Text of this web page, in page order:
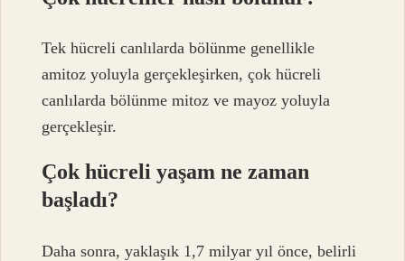
Tek hücreli canlılarda bölünme genellikle
amitoz yoluyla gerçekleşirken, çok hücreli
canlılarda bölünme mitoz ve mayoz yoluyla
gerçekleşir.
Çok hücreli yaşam ne zaman
başladı?
Daha sonra, yaklaşık 1,7 milyar yıl önce, belirli